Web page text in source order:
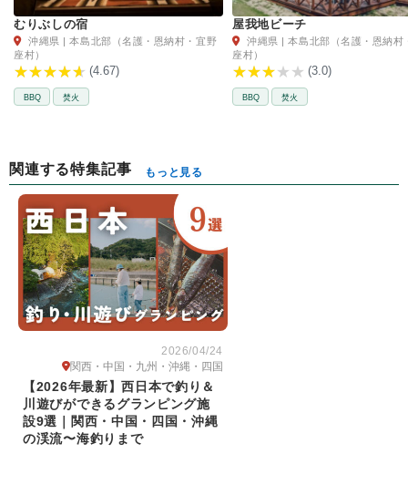
むりぶしの宿
沖縄県 | 本島北部（名護・恩納村・宜野
座村）
(4.67)
BBQ 焚火
屋我地ビーチ
沖縄県 | 本島北部（名護・恩納村
座村）
(3.0)
BBQ 焚火
関連する特集記事 もっと見る
2026/04/24
関西・中国・九州・沖縄・四国
【2026年最新】西日本で釣り＆
川遊びができるグランピング施
設9選｜関西・中国・四国・沖縄
の渓流〜海釣りまで